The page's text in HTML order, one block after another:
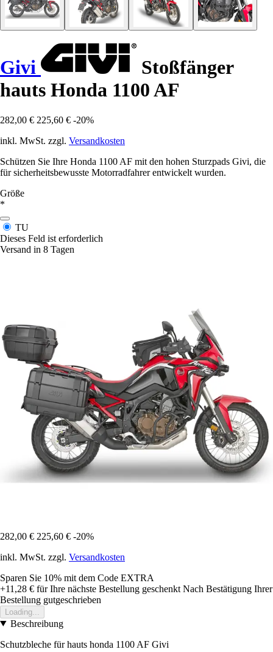
Givi
Stoßfänger
hauts Honda 1100 AF
282,00 € 225,60 € -20%
inkl. MwSt. zzgl. Versandkosten
Schützen Sie Ihre Honda 1100 AF mit den hohen Sturzpads Givi, die
für sicherheitsbewusste Motorradfahrer entwickelt wurden.
Größe
*
TU
Dieses Feld ist erforderlich
Versand in 8 Tagen
282,00 € 225,60 € -20%
inkl. MwSt. zzgl. Versandkosten
Sparen Sie 10% mit dem Code EXTRA
+11,28 € für Ihre nächste Bestellung geschenkt Nach Bestätigung Ihrer
Bestellung gutgeschrieben
Loading...
Beschreibung
Schutzbleche für hauts honda 1100 AF Givi